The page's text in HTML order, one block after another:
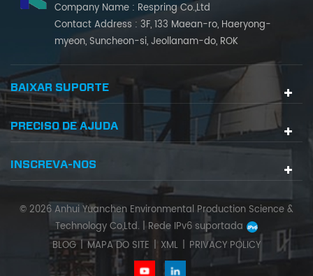
Company Name : Respring Co.,Ltd
Contact Address : 3F, 133 Maean-ro, Haeryong-
myeon, Suncheon-si, Jeollanam-do, ROK
BAIXAR SUPORTE
PRECISO DE AJUDA
INSCREVA-NOS
© 2026 Anhui Yuanchen Environmental Production Science &
Technology Co,Ltd. | Rede IPv6 suportada
BLOG | MAPA DO SITE | XML | PRIVACY POLICY